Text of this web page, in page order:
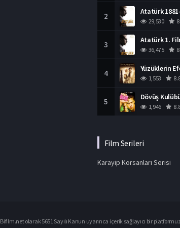
2 Atatürk
29,530
3 Atatürk 1.
36,475
4
1,553
5 Dövüş
1,946
Film Serileri
Karayip Korsanları Serisi
Bifilm.net olarak 5651 Sayılı Kanun uyarınca içerik sağlayıcı bir